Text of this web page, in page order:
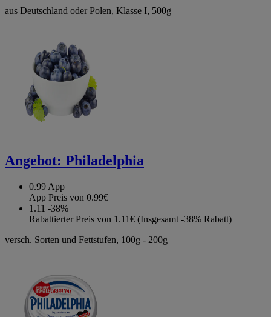
aus Deutschland oder Polen, Klasse I, 500g
Angebot: Philadelphia
0.99 App
App Preis von 0.99€
1.11 -38%
Rabattierter Preis von 1.11€ (Insgesamt -38% Rabatt)
versch. Sorten und Fettstufen, 100g - 200g